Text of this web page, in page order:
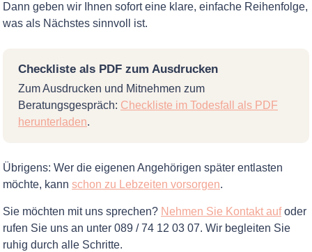
Dann geben wir Ihnen sofort eine klare, einfache Reihenfolge,
was als Nächstes sinnvoll ist.
Checkliste als PDF zum Ausdrucken
Zum Ausdrucken und Mitnehmen zum
Beratungsgespräch: Checkliste im Todesfall als PDF
herunterladen.
Übrigens: Wer die eigenen Angehörigen später entlasten
möchte, kann schon zu Lebzeiten vorsorgen.
Sie möchten mit uns sprechen? Nehmen Sie Kontakt aufoder
rufen Sie uns an unter 089 / 74 12 03 07. Wir begleiten Sie
ruhig durch alle Schritte.